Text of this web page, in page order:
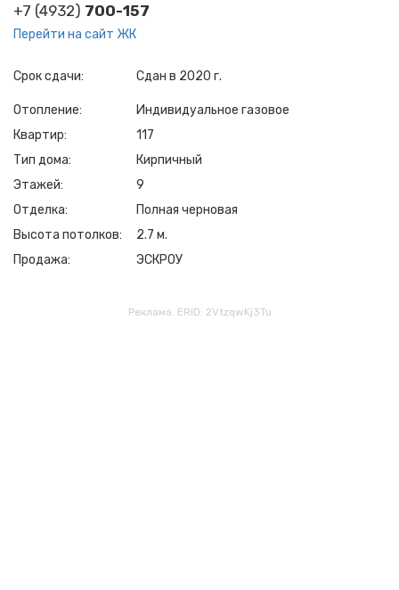
+7 (4932) 700-157
Перейти на сайт ЖК
Срок сдачи Сдан в 2020 г.
Отопление
Индивидуальное газовое
Квартир
117
Тип дома
Кирпичный
Этажей
9
Отделка
Полная черновая
Высота потолков
2.7 м.
Продажа
ЭСКРОУ
Реклама. ERID: 2VtzqwKj3Tu